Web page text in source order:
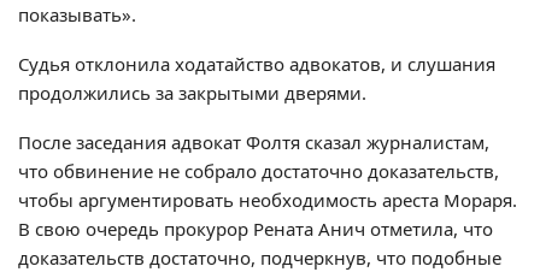
показывать».
Судья отклонила ходатайство адвокатов, и слушания
продолжились за закрытыми дверями.
После заседания адвокат Фолтя сказал журналистам,
что обвинение не собрало достаточно доказательств,
чтобы аргументировать необходимость ареста Мораря.
В свою очередь прокурор Рената Анич отметила, что
доказательств достаточно, подчеркнув, что подобные